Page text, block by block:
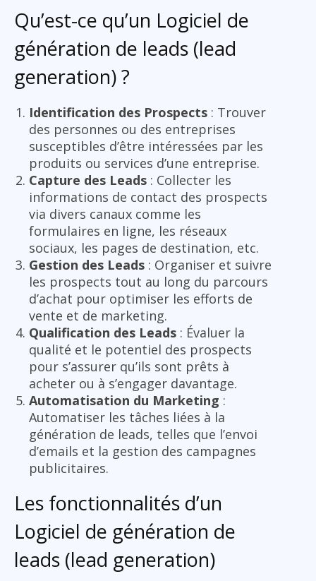
Qu’est-ce qu’un Logiciel de
génération de leads (lead
generation) ?
Identification des Prospects : Trouver
des personnes ou des entreprises
susceptibles d’être intéressées par les
produits ou services d’une entreprise.
Capture des Leads : Collecter les
informations de contact des prospects
via divers canaux comme les
formulaires en ligne, les réseaux
sociaux, les pages de destination, etc.
Gestion des Leads : Organiser et suivre
les prospects tout au long du parcours
d’achat pour optimiser les efforts de
vente et de marketing.
Qualification des Leads : Évaluer la
qualité et le potentiel des prospects
pour s’assurer qu’ils sont prêts à
acheter ou à s’engager davantage.
Automatisation du Marketing :
Automatiser les tâches liées à la
génération de leads, telles que l’envoi
d’emails et la gestion des campagnes
publicitaires.
Les fonctionnalités d’un
Logiciel de génération de
leads (lead generation)